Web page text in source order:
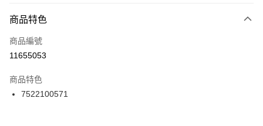
３．安心：先確認商品／服務後，再付款。
【「AFTEE先享後付」結帳流程】
１．於結帳方式選擇「AFTEE先享後付」後，將跳轉至「AFTEE先享後付」
２．訂單成立數日內，您將收到繳費通知簡訊。
３．收到繳費通知簡訊後14天內，點擊此簡訊中的連結，可透過四大超商／
ATM／網路銀行／等多元方式進行付款，方視為交易完成。
每筆NT$100，滿NT$1,500(含以上)免運費
宅配
每筆NT$100，滿NT$1,500(含以上)免運費
付款後門市自取
每筆NT$100，滿NT$1,500(含以上)免運費
商品特色
商品編號
11655053
商品特色
7522100571